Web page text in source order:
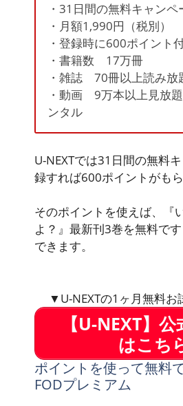
・31日間の無料キャンペ
・月額1,990円（税別）
・登録時に600ポイント
・書籍数 17万冊
・雑誌 70冊以上読み放
・動画 9万本以上見放
ンタル
U-NEXTでは31日間の無料
録すれば600ポイント がも
そのポイントを使えば、『
よ？』最新刊3巻を無料で
できます。
▼U-NEXTの1ヶ月無料
【U-NEXT】
はこち
ポイントを使って無料
FODプレミアム